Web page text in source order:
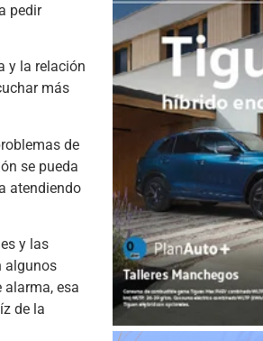
pedir
y la relación
más
de
se pueda
atendiendo
y las
algunos
alarma, esa
de la